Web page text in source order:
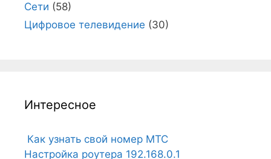
Сети (58)
Цифровое телевидение (30)
Интересное
Как узнать свой номер МТС
Настройка роутера 192.168.0.1